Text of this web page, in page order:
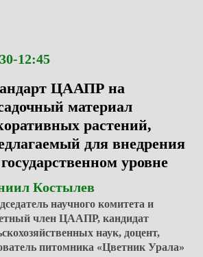
12:45
ЦААПР на
материал
растений,
для внедрения
уровне
Костылев
научного комитета и
член ЦААПР, кандидат
наук, доцент,
питомника «Цветник Урала»